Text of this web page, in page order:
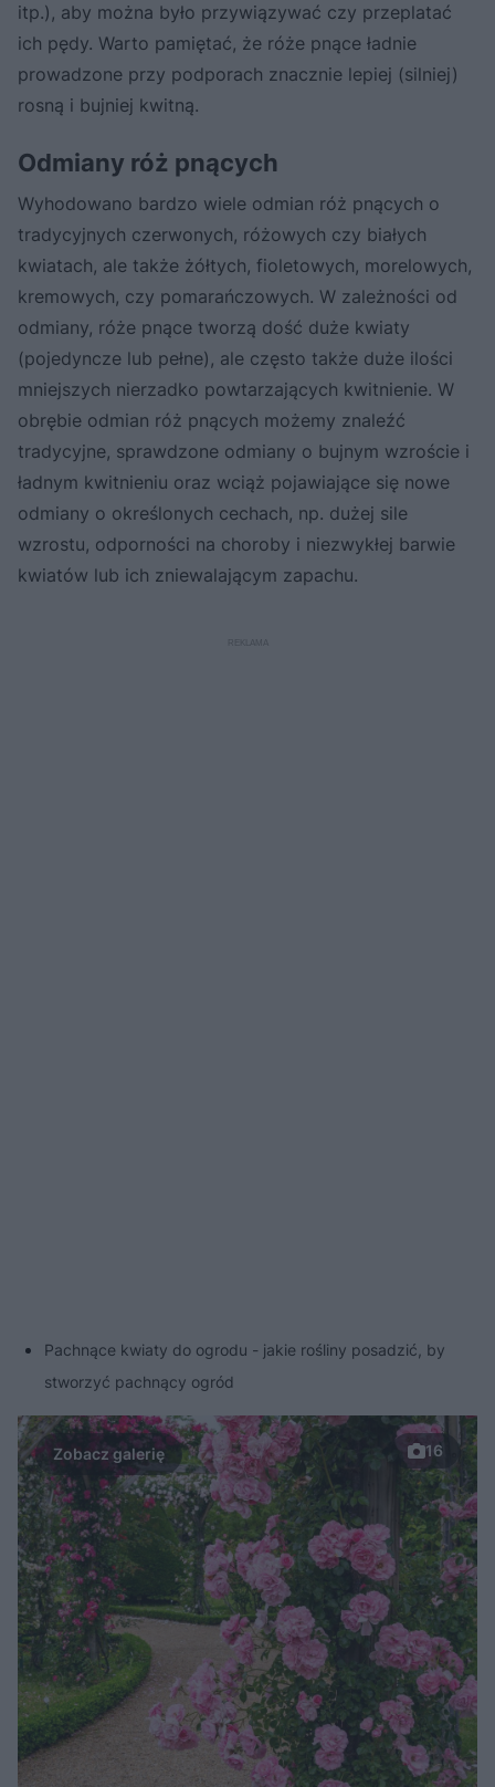
itp.), aby można było przywiązywać czy przeplatać
ich pędy. Warto pamiętać, że róże pnące ładnie
prowadzone przy podporach znacznie lepiej (silniej)
rosną i bujniej kwitną.
Odmiany róż pnących
Wyhodowano bardzo wiele odmian róż pnących o
tradycyjnych czerwonych, różowych czy białych
kwiatach, ale także żółtych, fioletowych, morelowych,
kremowych, czy pomarańczowych. W zależności od
odmiany, róże pnące tworzą dość duże kwiaty
(pojedyncze lub pełne), ale często także duże ilości
mniejszych nierzadko powtarzających kwitnienie. W
obrębie odmian róż pnących możemy znaleźć
tradycyjne, sprawdzone odmiany o bujnym wzroście i
ładnym kwitnieniu oraz wciąż pojawiające się nowe
odmiany o określonych cechach, np. dużej sile
wzrostu, odporności na choroby i niezwykłej barwie
kwiatów lub ich zniewalającym zapachu.
Pachnące kwiaty do ogrodu - jakie rośliny posadzić, by
stworzyć pachnący ogród
16